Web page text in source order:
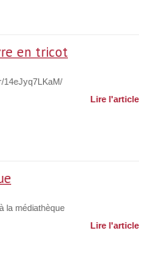
en tricot
14eJyq7LKaM/
Lire l'article
la médiathèque
Lire l'article